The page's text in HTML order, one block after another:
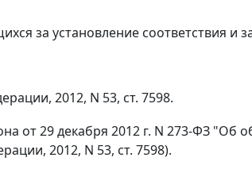
за установление соответствия и
2012, N 53, ст. 7598.
от 29 декабря 2012 г. N 273-ФЗ "Об
2012, N 53, ст. 7598).